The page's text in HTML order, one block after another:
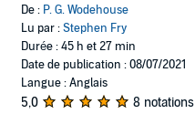
De : P. G. Wodehouse
Lu par :Stephen Fry
Durée : 45 h et 27 min
Date de publication : 08/07/2021
Langue : Anglais
5,0 8 notations